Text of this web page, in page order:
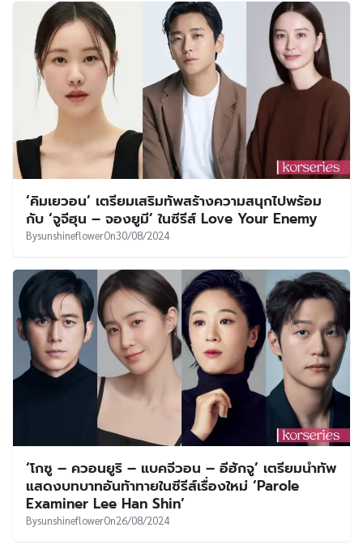
‘คิมเยวอน’ เตรียมเสริมทัพสร้างความสนุกไปพร้อม
กับ ‘จูจีฮุน – จองยูมี’ ในซีรีส์ Love Your Enemy
BysunshineflowerOn30/08/2024
‘โกซู – ควอนยูริ – แบคจีวอน – อีฮักจู’ เตรียมนำทัพ
แสดงบทบาทอันท้าทายในซีรีส์เรื่องใหม่ ‘Parole
Examiner Lee Han Shin’
BysunshineflowerOn26/08/2024